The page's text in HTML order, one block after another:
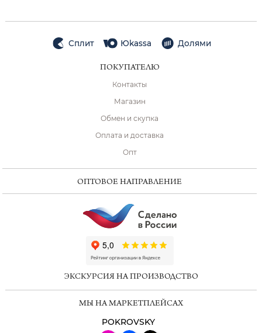
Сплит Юkassa Долями
ПОКУПАТЕЛЮ
Контакты
Магазин
Обмен и скупка
Оплата и доставка
Опт
ОПТОВОЕ НАПРАВЛЕНИЕ
ЭКСКУРСИЯ НА ПРОИЗВОДСТВО
МЫ НА МАРКЕТПЛЕЙСАХ
POKROVSKY